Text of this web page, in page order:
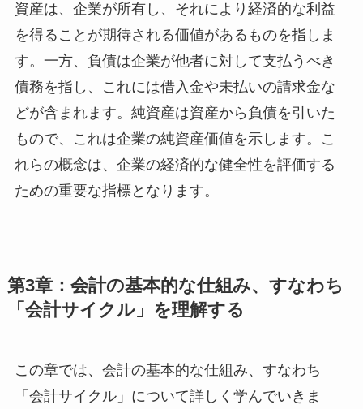
資産は、企業が所有し、それにより経済的な利益
を得ることが期待される価値があるものを指しま
す。一方、負債は企業が他者に対して支払うべき
債務を指し、これには借入金や未払いの請求金な
どが含まれます。純資産は資産から負債を引いた
もので、これは企業の純資産価値を示します。こ
れらの概念は、企業の経済的な健全性を評価する
ための重要な指標となります。
第3章：会計の基本的な仕組み、すなわち
「会計サイクル」を理解する
この章では、会計の基本的な仕組み、すなわち
「会計サイクル」について詳しく学んでいきま